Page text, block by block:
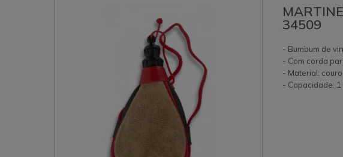
34509
- Bumbum de
- Com corda
- Material: couro
- Capacidade: 1